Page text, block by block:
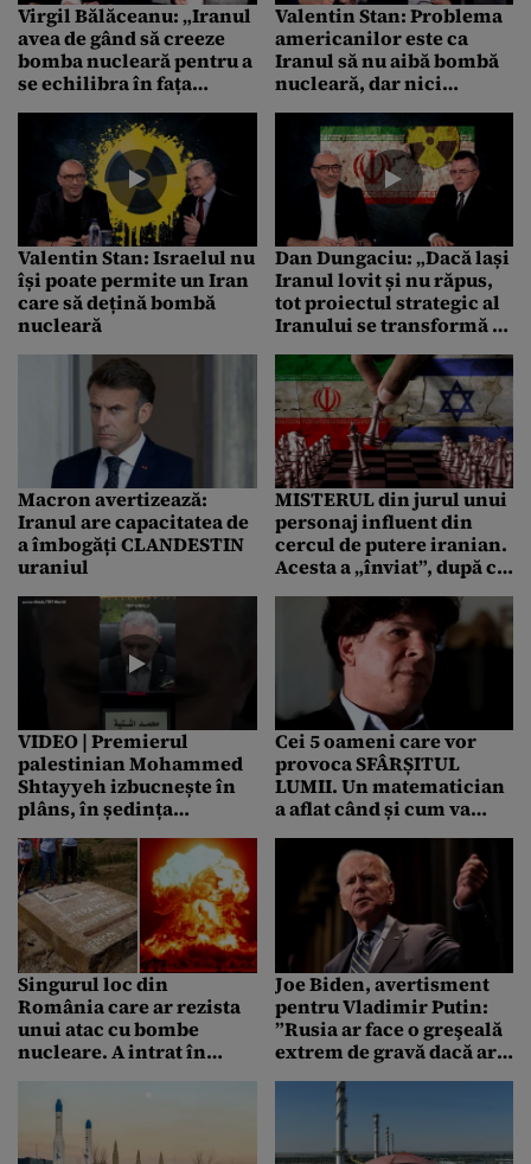
Virgil Bălăceanu: „Iranul
avea de gând să creeze
bomba nucleară pentru a
se echilibra în fața
nucleară chiar dacă nu a
recunoscut în mod
oficial”
Valentin Stan: Problema
americanilor este ca
Iranul să nu aibă bombă
nucleară, dar nici
care să își distrugă
vecinii
Valentin Stan: Israelul nu
își poate permite un Iran
care să dețină bombă
nucleară
Dan Dungaciu: „Dacă lași
Iranul lovit și nu răpus,
tot proiectul strategic al
Iranului se transformă în
nucleare”
Macron avertizează:
Iranul are capacitatea de
a îmbogăți CLANDESTIN
uraniul
MISTERUL din jurul unui
personaj influent din
cercul de putere iranian.
Acesta a „înviat”, după ce
Jocul nu s-a terminat”
VIDEO | Premierul
palestinian Mohammed
Shtayyeh izbucnește în
plâns, în ședința
Cei 5 oameni care vor
provoca SFÂRȘITUL
LUMII. Un matematician
a aflat când și cum va
Singurul loc din
România care ar rezista
unui atac cu bombe
nucleare. A intrat în
Joe Biden, avertisment
pentru Vladimir Putin:
”Rusia ar face o greşeală
extrem de gravă dacă ar